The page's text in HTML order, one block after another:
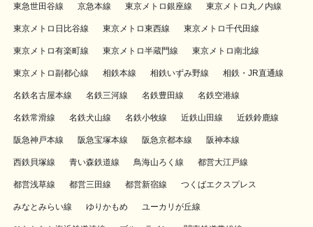
東急世田谷線 京急本線 東京メトロ銀座線 東京メトロ丸ノ内線
東京メトロ日比谷線 東京メトロ東西線 東京メトロ千代田線
東京メトロ有楽町線 東京メトロ半蔵門線 東京メトロ南北線
東京メトロ副都心線 相鉄本線 相鉄いずみ野線 相鉄・JR直通線
名鉄名古屋本線 名鉄三河線 名鉄豊田線 名鉄空港線
名鉄常滑線 名鉄犬山線 名鉄小牧線 近鉄山田線 近鉄鈴鹿線
阪急神戸本線 阪急宝塚本線 阪急京都本線 阪神本線
西鉄貝塚線 青い森鉄道線 鳥海山ろく線 都営大江戸線
都営浅草線 都営三田線 都営新宿線 つくばエクスプレス
みなとみらい線 ゆりかもめ ユーカリが丘線